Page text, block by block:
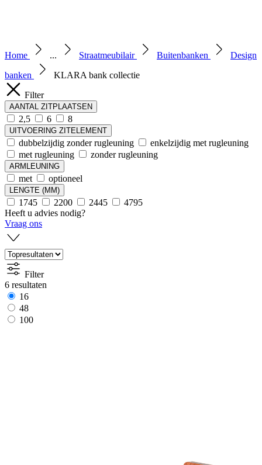
Home ... Straatmeubilair Buitenbanken
Design
banken
KLARA bank collectie
Filter
AANTAL ZITPLAATSEN
2,5 6 8
UITVOERING ZITELEMENT
dubbelzijdig zonder rugleuning
enkelzijdig met rugleuning
met rugleuning
zonder rugleuning
ARMLEUNING
met optioneel
LENGTE (MM)
1745 2200 2445
4795
Heeft u advies nodig?
Vraag ons
Filter
6 resultaten
16
48
100